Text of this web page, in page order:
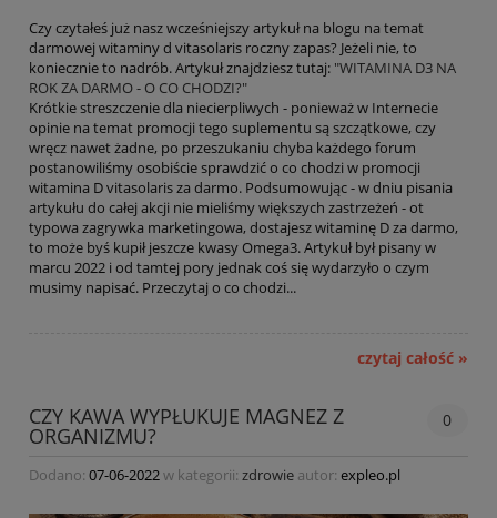
Czy czytałeś już nasz wcześniejszy artykuł na blogu na temat
darmowej witaminy d vitasolaris roczny zapas? Jeżeli nie, to
koniecznie to nadrób. Artykuł znajdziesz tutaj: "WITAMINA D3 NA
ROK ZA DARMO - O CO CHODZI?"
Krótkie streszczenie dla niecierpliwych - ponieważ w Internecie
opinie na temat promocji tego suplementu są szczątkowe, czy
wręcz nawet żadne, po przeszukaniu chyba każdego forum
postanowiliśmy osobiście sprawdzić o co chodzi w promocji
witamina D vitasolaris za darmo. Podsumowując - w dniu pisania
artykułu do całej akcji nie mieliśmy większych zastrzeżeń - ot
typowa zagrywka marketingowa, dostajesz witaminę D za darmo,
to może byś kupił jeszcze kwasy Omega3. Artykuł był pisany w
marcu 2022 i od tamtej pory jednak coś się wydarzyło o czym
musimy napisać. Przeczytaj o co chodzi...
czytaj całość »
CZY KAWA WYPŁUKUJE MAGNEZ Z
ORGANIZMU?
0
Dodano: 07-06-2022w kategorii: zdrowie autor: expleo.pl